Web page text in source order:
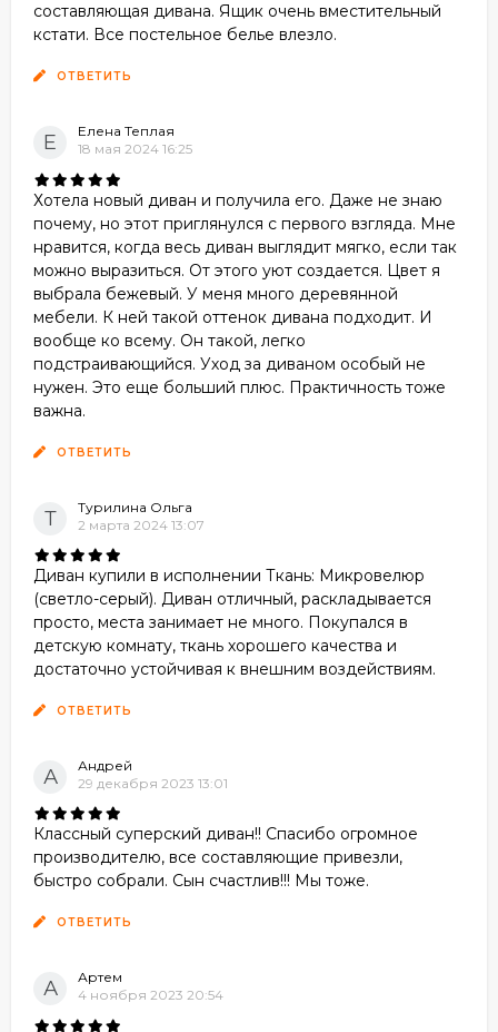
составляющая дивана. Ящик очень вместительный
кстати. Все постельное белье влезло.
ОТВЕТИТЬ
Е
Елена Теплая
18 мая 2024 16:25
Хотела новый диван и получила его. Даже не знаю
почему, но этот приглянулся с первого взгляда. Мне
нравится, когда весь диван выглядит мягко, если так
можно выразиться. От этого уют создается. Цвет я
выбрала бежевый. У меня много деревянной
мебели. К ней такой оттенок дивана подходит. И
вообще ко всему. Он такой, легко
подстраивающийся. Уход за диваном особый не
нужен. Это еще больший плюс. Практичность тоже
важна.
ОТВЕТИТЬ
Т
Турилина Ольга
2 марта 2024 13:07
Диван купили в исполнении Ткань: Микровелюр
(светло-серый). Диван отличный, раскладывается
просто, места занимает не много. Покупался в
детскую комнату, ткань хорошего качества и
достаточно устойчивая к внешним воздействиям.
ОТВЕТИТЬ
А
Андрей
29 декабря 2023 13:01
Классный суперский диван!! Спасибо огромное
производителю, все составляющие привезли,
быстро собрали. Сын счастлив!!! Мы тоже.
ОТВЕТИТЬ
А
Артем
4 ноября 2023 20:54